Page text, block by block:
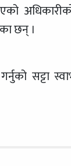
छन् ।
सट्टा